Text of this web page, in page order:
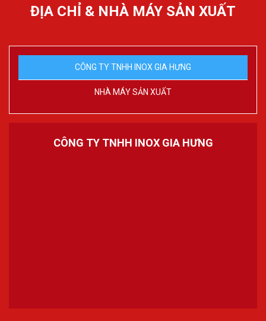
ĐỊA CHỈ & NHÀ MÁY SẢN XUẤT
CÔNG TY TNHH INOX GIA HƯNG
NHÀ MÁY SẢN XUẤT
CÔNG TY TNHH INOX GIA HƯNG